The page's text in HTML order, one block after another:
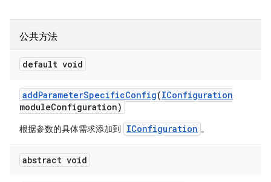
公共方法
default void
addParameterSpecificConfig(IConfiguration
moduleConfiguration)
根据参数的具体需求添加到 IConfiguration 。
abstract void